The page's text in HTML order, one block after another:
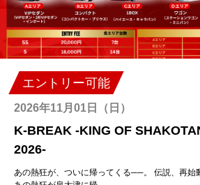
エントリー可能
2026年11月01日（日）
K-BREAK -KING OF
2026-
あの熱狂が、ついに帰ってくる──。 伝説、再始動。 14年の沈黙を破り、